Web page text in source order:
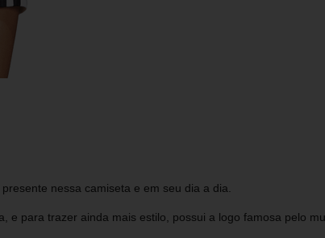
presente nessa camiseta e em seu dia a dia.
e para trazer ainda mais estilo, possui a logo famosa pelo